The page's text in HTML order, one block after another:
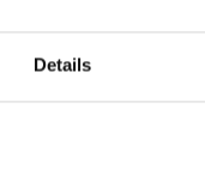
DetailsKies kleur/maat